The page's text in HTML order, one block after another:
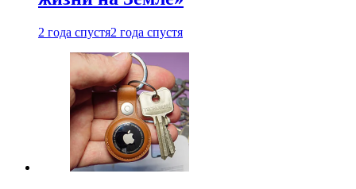
2 года спустя2 года спустя